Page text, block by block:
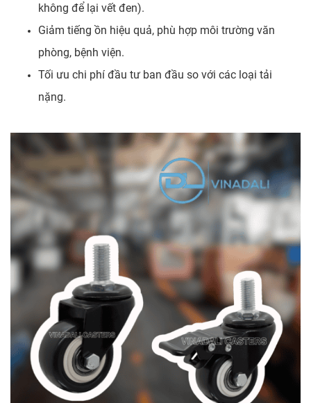
không để lại vết đen).
Giảm tiếng ồn hiệu quả, phù hợp môi trường văn
phòng, bệnh viện.
Tối ưu chi phí đầu tư ban đầu so với các loại tải
nặng.